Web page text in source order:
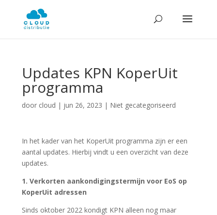
Updates KPN KoperUit
programma
door cloud | jun 26, 2023 | Niet gecategoriseerd
In het kader van het KoperUit programma zijn er een
aantal updates. Hierbij vindt u een overzicht van deze
updates.
1. Verkorten aankondigingstermijn voor EoS op
KoperUit adressen
Sinds oktober 2022 kondigt KPN alleen nog maar